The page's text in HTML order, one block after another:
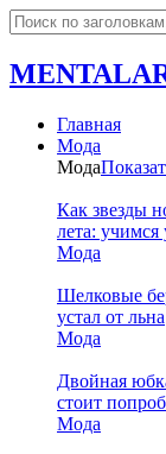
Главная
Мода
Мода
Как звезды
лета:
Мода
Шелковые
устал от льна
Мода
Двойная
стоит
Мода